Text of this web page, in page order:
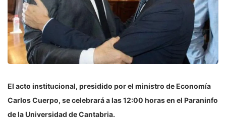
El acto institucional, presidido por el ministro de Economía
Carlos Cuerpo, se celebrará a las 12:00 horas en el Paraninfo
de la Universidad de Cantabria.